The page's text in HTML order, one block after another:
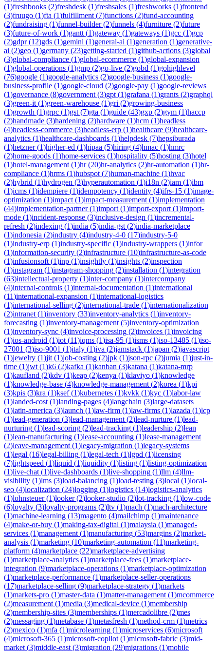
(1)freshbooks (2)freshdesk (1)freshsales (1)freshworks (1)frontend
(3)fruugo (1)fta (1)fulfillment (7)functions (2)fund-accounting
(2)fundraising (1)funnel-builder(2)funnels (4)furniture (2)future
(3)future-of-work (1)gantt (1)gateway (1)gateways (1)gcc (1)gcp
(2)gdpr(12)gds (1)gemini (1)general-ai (1)generation (1)generative-
ai (2)geo (1)germany (23)getting-started (1)github-actions (3)global
(3)global-compliance (1)global-ecommerce (1)global-expansion
(1)global-operations (1)gmp (2)go-live (2)gobd (1)gohighlevel
(76)google (1)google-analytics (2)google-business (1)google-
business-profile (1)google-cloud (2)google-pay (1)google-reviews
(1)governance (8)government (3)gpt (1)grafana (1)grants (2)graphql
(3)green-it (1)green-warehouse (1)gri (2)growing-business
(1)growth (1)grpc (1)gst (7)gta (1)guide (43)gxp (2)gym (1)haccp
(2)handmade (3)hardening (2)hardware (1)hcm (1)headless
(4)headless-commerce (3)headless-erp (1)healthcare (9)healthcare-
analytics (1)healthcare-dashboards (1)helpdesk (7)hepsiburada
(1)hetzner(1)higher-ed (1)hipaa (5)hiring (4)hmac (1)hmrc
(2)home-goods (1)home-services (1)hospitality (5)hosting (3)hotel
(1)hotel-management (1)hr(20)hr-analytics (2)hr-automation (1)hr-
compliance (1)hrms (1)hubspot (7)human-machine (1)hvac
(2)hybrid (1)hydrogen (3)hyperautomation (1)i18n (2)iam (1)ibm
(1)icms (1)idempiere (1)idempotency (1)identity (4)ifrs-15 (1)image-
optimization (1)impact (1)impact-measurement (1)implementation
(44)implementation-partner(1)import (1)import-export (1)import-
mode (1)incident-response (3)inclusive-design (1)incremental-
refresh (2)indexing (1)india (5)india-gst (2)india-marketplace
(1)indonesia (2)industry (4)industry-4-0 (17)industry-5-0
(1)industry-erp (1)industry-specific (1)industry-wrappers (1)infor
(1)information-security (2)infrastructure (10)infrastructure-as-code
(1)infusionsoft (1)inp (1)insightly (1)insights (2)inspection
(1)instagram (1)instagram-shopping (2)installation (1)integration
(63)intellectual-property (1)inter-company (1)intercompany
(4)internal-controls (1)internal-documentation (1)international
(11)international-expansion (1)international-logistics
(1)international-selling (2)international-trade (1)internationalization
(2)intranet (1)inventory (33)inventory-analytics (1)inventory-
forecasting (1)inventory-management (5)inventory-optimization
(1)inventory-sync (4)invoice-processing (2)invoices (1)invoicing
(1)ios-android (1)iot (11)iqms (1)isa-95 (1)isms (1)iso-13485 (1)iso-
27001 (3)iso-9001 (1)italy (1)iva (2)jamstack (1)japan (2)javascript
(1)jewelry (1)jit (1)job-costing (2)jpk (1)json-rpc (2)jumia (1)just-in-
time (1)jwt (1)k6 (2)kafka (1)kanban (3)katana (1)katana-mrp
(1)kaufland (2)kdv (1)keap (2)kenya (1)klaviyo (1)knowledge
(1)knowledge-base (4)knowledge-management (2)korea (1)kpi
(3)kpis (3)kra (1)ksef(1)kubernetes (1)kvkk (1)kyc (1)labor-law
(1)landed-cost (1)landing-pages (4)langchain (3)large-datasets
(1)latin-america (3)launch (1)law-firm (1)law-firms (1)lazada (1)lcp
(1)lead-generation (3)lead-management (2)lead-nurture (1)lead-
nurturing (1)lead-scoring (2)lead-tracking (1)leadership (2)lean
(1)lean-manufacturing (1)lease-accounting (1)lease-management
(2)leave-management (1)legacy-migration (1)legacy-systems
(1)legal (16)legal-billing (1)legal-tech (1)lgpd (1)licensing
(7)lightspeed (1)liquid (1)liquidity (1)listing (1)listing-optimization
(1)live-chat (1)live-dashboards (1)live-shopping (1)llm (4)llm-
visibility (1)lms (3)load-balancing (1)load-testing (3)local (1)local-
seo (4)localization (24)logging (1)logistics (14)logistics-analytics
(1)lohnsteuer(1)looker(2)looker-studio (2)lot-tracking (1)low-code
(6)loyalty (3)loyalty-programs (2)ltv (1)mach (1)mach-architecture
(1)machine-learning (13)magento (4)mailchimp (1)maintenance
(4)make-or-buy (1)making-tax-digital (1)malaysia (1)managed-
services (1)management (1)manufacturing (53)margins (2)market-
analysis (1)marketing (10)marketing-automation (11)marketing-
platform (4)marketplace (22)marketplace-advertising
(1)marketplace-analytics (1)marketplace-fees (1)marketplace-
integration (9)marketplace-operations (1)marketplace-optimization
(1)marketplace-performance (1)marketplace-seller-operations
(17)marketplace-selling (9)marketplace-strategy (1)markets
(1)markets-pro (1)master-data (1)matter-management (1)mcommerce
(2)measurement (1)media (3)medical-device (1)membership
(2)membership-sites (3)memberships (1)mercadolibre (2)mes
(2)messaging (1)metabase (1)metasfresh (1)method-crm (1)metrics
(2)mexico (1)mfa (1)microlearning (1)microservices (6)microsoft
(4)microsoft-365 (1)microsoft-copilot (1)microsoft-fabric (3)mid-
market (3)middle-east (3)migration (29)migrations (1)mobile